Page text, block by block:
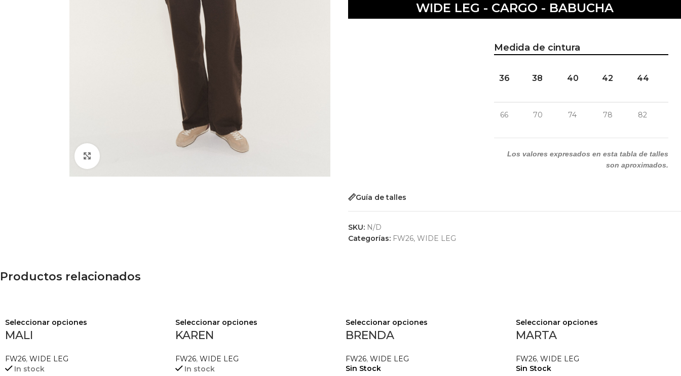
WIDE LEG - CARGO - BABUCHA
Medida de cintura
36 38 40 42 44
66 70 74 78 82
Los valores expresados en esta tabla de talles
son aproximados.
Guía de talles
SKU: N/D
Categorías: FW26, WIDE LEG
Productos relacionados
Seleccionar opciones
MALI
FW26, WIDE LEG
In stock
Seleccionar opciones
KAREN
FW26, WIDE LEG
In stock
Seleccionar opciones
BRENDA
FW26, WIDE LEG
Sin Stock
Seleccionar opciones
MARTA
FW26, WIDE LEG
Sin Stock